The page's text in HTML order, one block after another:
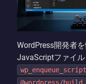
WordPress開発者
JavaScriptファイ